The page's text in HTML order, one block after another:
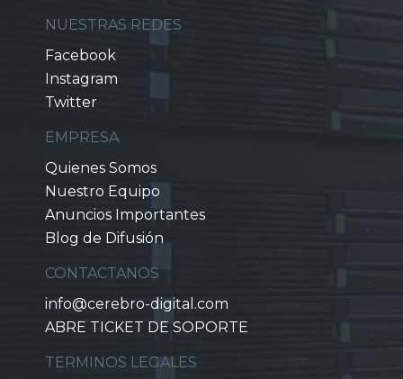
NUESTRAS REDES
Facebook
Instagram
Twitter
EMPRESA
Quienes Somos
Nuestro Equipo
Anuncios Importantes
Blog de Difusión
CONTACTANOS
info@cerebro-digital.com
ABRE TICKET DE SOPORTE
TERMINOS LEGALES